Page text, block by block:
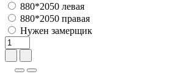
880*2050 левая
880*2050 правая
Нужен замерщик